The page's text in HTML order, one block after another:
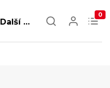
Další …
0